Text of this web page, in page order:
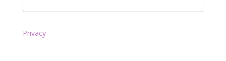
Privacy